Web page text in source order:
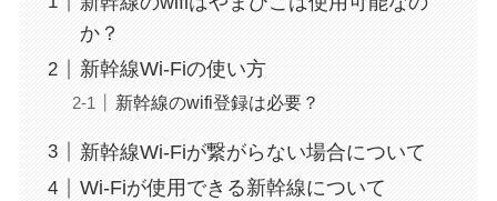
か？
新幹線Wi-Fiの使い方
新幹線のwifi登録は必要？
新幹線Wi-Fiが繋がらない場合について
Wi-Fiが使用できる新幹線について